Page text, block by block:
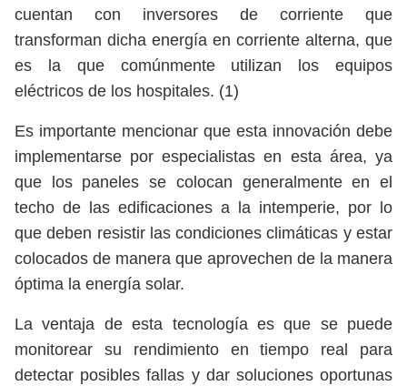
cuentan con inversores de corriente que
transforman dicha energía en corriente alterna, que
es la que comúnmente utilizan los equipos
eléctricos de los hospitales. (1)
Es importante mencionar que esta innovación debe
implementarse por especialistas en esta área, ya
que los paneles se colocan generalmente en el
techo de las edificaciones a la intemperie, por lo
que deben resistir las condiciones climáticas y estar
colocados de manera que aprovechen de la manera
óptima la energía solar.
La ventaja de esta tecnología es que se puede
monitorear su rendimiento en tiempo real para
detectar posibles fallas y dar soluciones oportunas